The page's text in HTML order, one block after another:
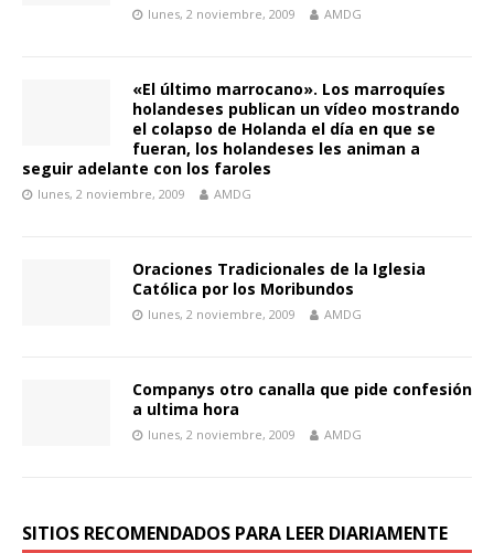
lunes, 2 noviembre, 2009 AMDG
«El último marrocano». Los marroquíes
holandeses publican un vídeo mostrando
el colapso de Holanda el día en que se
fueran, los holandeses les animan a
seguir adelante con los faroles
lunes, 2 noviembre, 2009 AMDG
Oraciones Tradicionales de la Iglesia
Católica por los Moribundos
lunes, 2 noviembre, 2009 AMDG
Companys otro canalla que pide confesión
a ultima hora
lunes, 2 noviembre, 2009 AMDG
SITIOS RECOMENDADOS PARA LEER DIARIAMENTE